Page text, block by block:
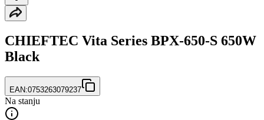
CHIEFTEC Vita Series BPX-650-S 650W
Black
EAN:0753263079237
Na stanju